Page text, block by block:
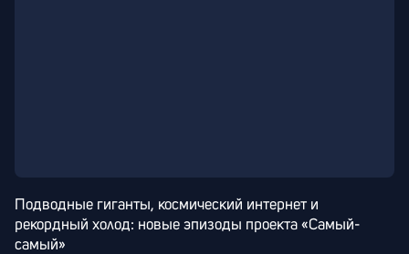
Подводные гиганты, космический интернет и
рекордный холод: новые эпизоды проекта «Самый-
самый»